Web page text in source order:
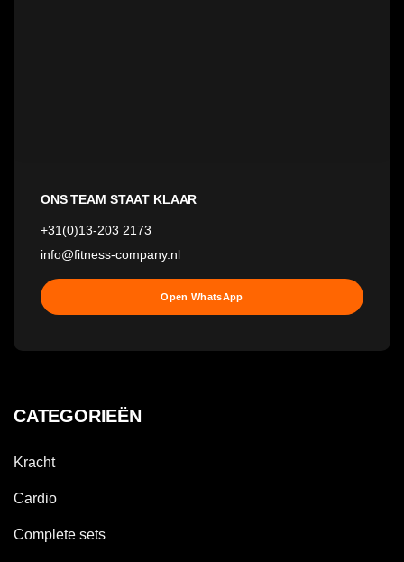
ONS TEAM STAAT KLAAR
+31(0)13-203 2173
info@fitness-company.nl
Open WhatsApp
CATEGORIEËN
Kracht
Cardio
Complete sets